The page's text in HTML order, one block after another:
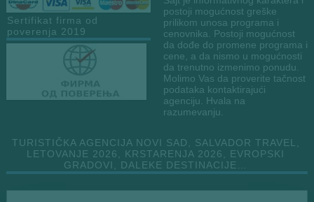
Sertifikat firma od
poverenja 2019
postoji mogućnost greške
prilikom unosa programa i
cenovnika. Postoji mogućnost
da dođe do promene programa i
cene, a da nismo u mogućnosti
da trenutno izmenimo ponudu.
Molimo Vas da proverite tačnost
podataka kontaktirajući
agenciju. Hvala na
razumevanju.
TURISTIČKA AGENCIJA NOVI SAD, SALVADOR TRAVEL,
LETOVANJE 2026, KRSTARENJA 2026, EVROPSKI
GRADOVI, DALEKE DESTINACIJE…